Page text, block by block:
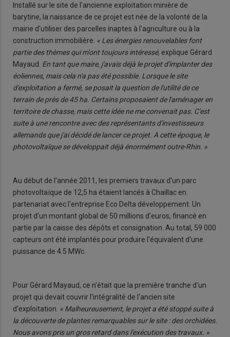
Installé sur le site de l'ancienne exploitation minière de
barytine, la naissance de ce projet est née de la volonté de la
mairie d'utiliser des parcelles inaptes à l'agriculture ou à la
construction immobilière. « Les énergies renouvelables font
partie des thèmes qui m'ont toujours intéressé, explique Gérard
Mayaud. En tant que maire, j'avais déjà le projet d'implanter des
éoliennes, mais cela n'a pas été possible. Lorsque le site
d'exploitation a fermé, se posait la question de l'utilité de ce
terrain de près de 45 ha. Certains proposaient de l'aménager en
territoire de chasse, mais cette idée ne me convenait pas. C'est
suite à une rencontre avec des représentants d'investisseurs
allemands que j'ai décidé de lancer ce projet. A cette époque, le
photovoltaïque se développait déjà énormément outre-Rhin. »
Au début de l'année 2011, les premiers travaux d'un parc
photovoltaïque de 12,5 ha étaient lancés à Chaillac en
partenariat avec l'entreprise Eco Delta développement. Un
projet d'un montant global de 50 millions d'euros, financé en
partie par la caisse des dépôts et consignation. Au total, 59 000
capteurs ont été implantés pour produire l'équivalent d'une
puissance de 4.5 MWc.
Pour Gérard Mayaud, ce n'était que la première tranche d'un
projet qui devait couvrir l'intégralité de l'ancien site
d'exploitation. « Malheureusement, le projet a été stoppé suite à
la découverte de plantes remarquables sur le site : des orchidées.
Nous avons pris un gros retard dans l'exécution des travaux. »